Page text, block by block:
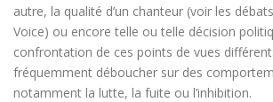
autre, la qualité d’un chanteur (voir les
Voice) ou encore telle ou telle décision
confrontation de ces points de vues
fréquemment déboucher sur des
notamment la lutte, la fuite ou l’inhibition.